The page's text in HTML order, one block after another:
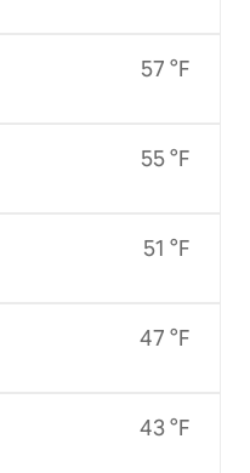
57 °F
55 °F
51 °F
47 °F
43 °F